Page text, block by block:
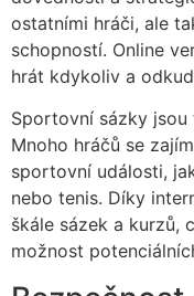
ostatními hráči, ale
schopností. Online
hrát kdykoliv a
Sportovní sázky jsou
Mnoho hráčů se
sportovní události,
nebo tenis. Díky
škále sázek a kurzů,
možnost